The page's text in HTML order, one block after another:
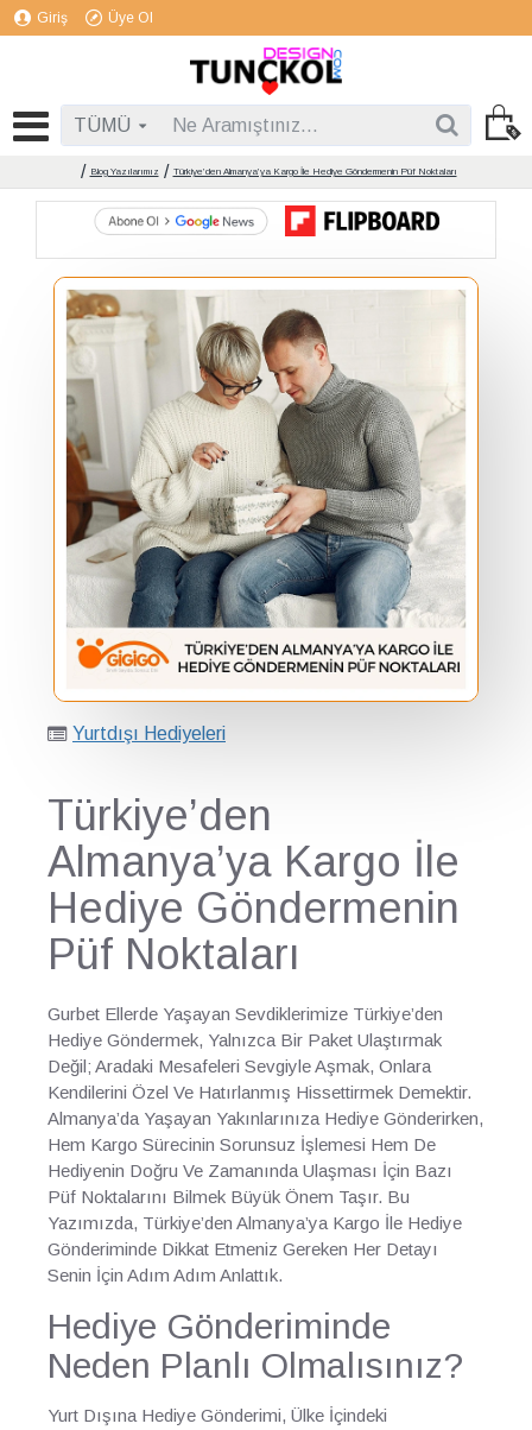
Giriş Üye Ol
TÜMÜ
Blog Yazılarımız Türkiye’den Almanya’ya Kargo İle Hediye Göndermenin Püf Noktaları
Yurtdışı Hediyeleri
Türkiye’den
Almanya’ya Kargo İle
Hediye Göndermenin
Püf Noktaları
Gurbet Ellerde Yaşayan Sevdiklerimize Türkiye’den
Hediye Göndermek, Yalnızca Bir Paket Ulaştırmak
Değil; Aradaki Mesafeleri Sevgiyle Aşmak, Onlara
Kendilerini Özel Ve Hatırlanmış Hissettirmek Demektir.
Almanya’da Yaşayan Yakınlarınıza Hediye Gönderirken,
Hem Kargo Sürecinin Sorunsuz İşlemesi Hem De
Hediyenin Doğru Ve Zamanında Ulaşması İçin Bazı
Püf Noktalarını Bilmek Büyük Önem Taşır. Bu
Yazımızda, Türkiye’den Almanya’ya Kargo İle Hediye
Gönderiminde Dikkat Etmeniz Gereken Her Detayı
Senin İçin Adım Adım Anlattık.
Hediye Gönderiminde
Neden Planlı Olmalısınız?
Yurt Dışına Hediye Gönderimi, Ülke İçindeki